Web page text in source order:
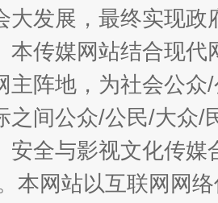
大发展，最终实现
本传媒网站结合现
主阵地，为社会公
之间公众/公民/大众/
安全与影视文化传
本网站以互联网网